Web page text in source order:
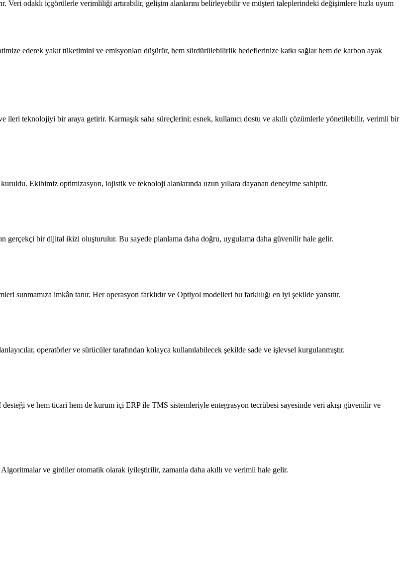
Veri odaklı içgörülerle verimliliği artırabilir, gelişim alanlarını belirleyebilir ve müşteri taleplerindeki değişimlere hızla uyum
ederek yakıt tüketimini ve emisyonları düşürür, hem sürdürülebilirlik hedeflerinize katkı sağlar hem de karbon ayak
teknolojiyi bir araya getirir. Karmaşık saha süreçlerini; esnek, kullanıcı dostu ve akıllı çözümlerle yönetilebilir, verimli bir
Ekibimiz optimizasyon, lojistik ve teknoloji alanlarında uzun yıllara dayanan deneyime sahiptir.
gerçekçi bir dijital ikizi oluşturulur. Bu sayede planlama daha doğru, uygulama daha güvenilir hale gelir.
sunmamıza imkân tanır. Her operasyon farklıdır ve Optiyol modelleri bu farklılığı en iyi şekilde yansıtır.
operatörler ve sürücüler tarafından kolayca kullanılabilecek şekilde sade ve işlevsel kurgulanmıştır.
ve hem ticari hem de kurum içi ERP ile TMS sistemleriyle entegrasyon tecrübesi sayesinde veri akışı güvenilir ve
ve girdiler otomatik olarak iyileştirilir, zamanla daha akıllı ve verimli hale gelir.